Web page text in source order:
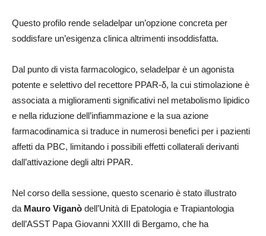
Questo profilo rende seladelpar un’opzione concreta per
soddisfare un’esigenza clinica altrimenti insoddisfatta.
Dal punto di vista farmacologico, seladelpar è un agonista
potente e selettivo del recettore PPAR-δ, la cui stimolazione è
associata a miglioramenti significativi nel metabolismo lipidico
e nella riduzione dell’infiammazione e la sua azione
farmacodinamica si traduce in numerosi benefici per i pazienti
affetti da PBC, limitando i possibili effetti collaterali derivanti
dall’attivazione degli altri PPAR.
Nel corso della sessione, questo scenario è stato illustrato
da Mauro Viganò dell’Unità di Epatologia e Trapiantologia
dell’ASST Papa Giovanni XXIII di Bergamo, che ha